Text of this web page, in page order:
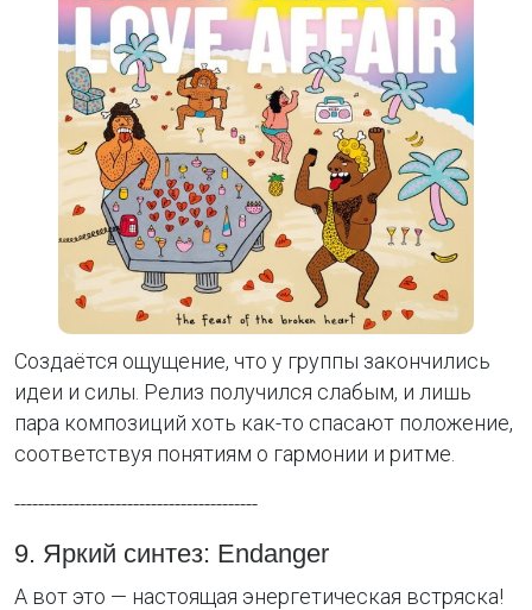
Создаётся ощущение, что у группы закончились
идеи и силы. Релиз получился слабым, и лишь
пара композиций хоть как-то спасают положение,
соответствуя понятиям о гармонии и ритме.
-----------------------------------------
9. Яркий синтез: Endanger
А вот это — настоящая энергетическая встряска!